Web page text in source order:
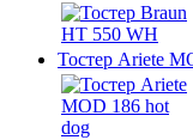
Тостер Ariete